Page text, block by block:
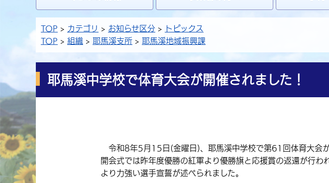
TOP カテゴリ お知らせ区分
トピックス
TOP
組織 耶馬溪支所 耶馬溪地域振興課
耶馬溪中学校で体育大会が開催されました！
令和8年5月15日(金曜日)、耶馬溪中学校で第61回体育大会が
開会式では昨年度優勝の紅軍より優勝旗と応援賞の返還が行わ
より力強い選手宣誓が述べられました。